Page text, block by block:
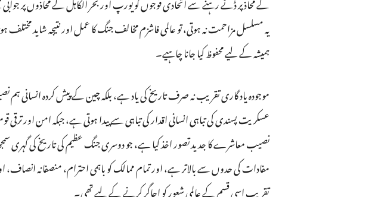
یہ مسلسل مزاحمت نہ ہوتی، تو عالمی فاشزم مخالف جنگ کا عمل اور نتیجہ شاید مختلف
ہمیشہ کے لیے محفوظ کیا جانا چاہیے۔
موجودہ یاد گاری تقریب نہ صرف تاریخ کی یاد ہے، بلکہ چین کے پیش کردہ
عسکریت پسندی کی تباہی انسانی اقدار کی تباہی سے پیدا ہوتی ہے، جبکہ امن اور
نصیب معاشرے کا جدید تصور اخذ کیا ہے، جو دوسری جنگ عظیم کی تاریخ کی گہری
تقریب اسی قسم کے عالمی شعور کو اجاگر کرنے کے لیے تھی۔